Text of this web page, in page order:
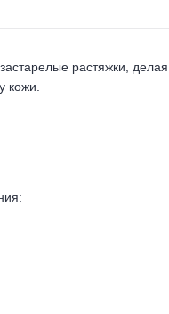
растяжки,
кожи.